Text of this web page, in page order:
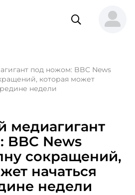
под ножом: BBC News
которая может
недели
медиагигант
News
сокращений,
начаться
недели